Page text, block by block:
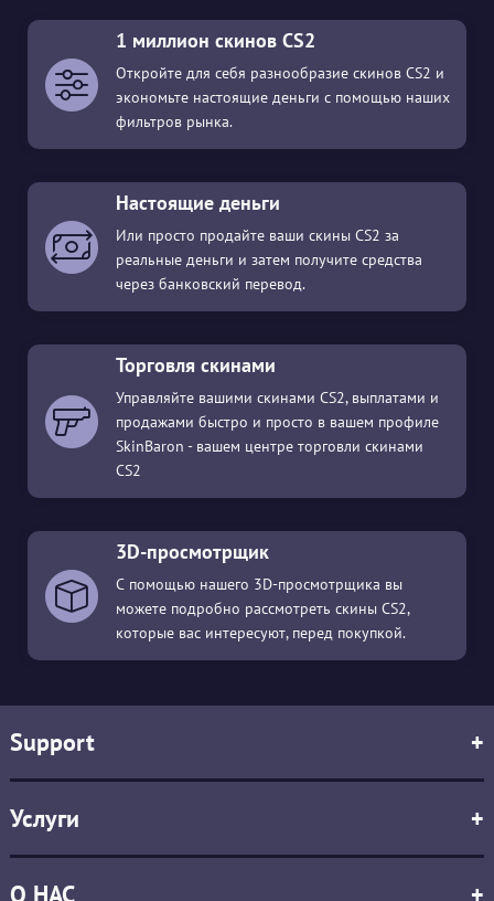
1 миллион скинов CS2
Откройте для себя разнообразие скинов CS2 и
экономьте настоящие деньги с помощью наших
фильтров рынка.
Настоящие деньги
Или просто продайте ваши скины CS2 за
реальные деньги и затем получите средства
через банковский перевод.
Торговля скинами
Управляйте вашими скинами CS2, выплатами и
продажами быстро и просто в вашем профиле
SkinBaron - вашем центре торговли скинами
CS2
3D-просмотрщик
С помощью нашего 3D-просмотрщика вы
можете подробно рассмотреть скины CS2,
которые вас интересуют, перед покупкой.
Support +
Услуги +
О НАС +